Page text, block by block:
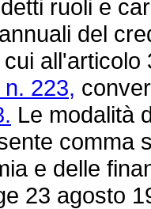
ruoli e
del
223,
Le modalità
comma
e delle
23 agosto